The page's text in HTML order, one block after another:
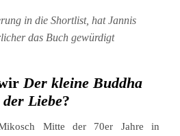
in die Shortlist, hat Jannis
das Buch gewürdigt
Der kleine Buddha
Liebe?
Mitte der 70er Jahre in